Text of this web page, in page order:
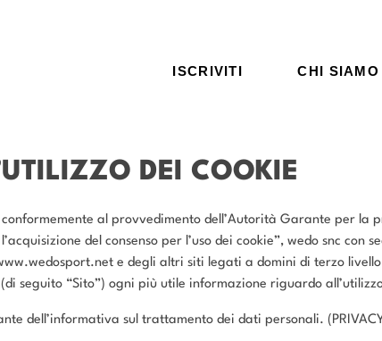
ISCRIVITI CHI SIAMO
DEI COOKIE
al provvedimento dell’Autorità Garante per la
del consenso per l’uso dei cookie”, wedo snc
e degli altri siti legati a domini di terzo
seguito “Sito”) ogni più utile informazione riguardo
dell’informativa sul trattamento dei dati personali.